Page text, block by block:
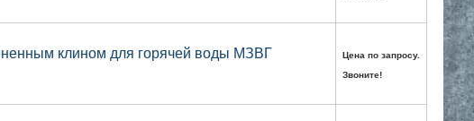
клином для горячей воды МЗВГ
Цена по запросу.
Звоните!